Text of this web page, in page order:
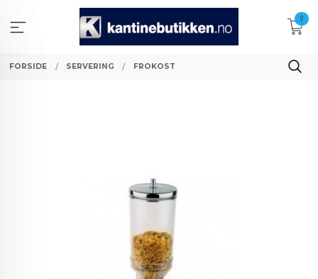
innholdet
0
FORSIDE SERVERING FROKOST